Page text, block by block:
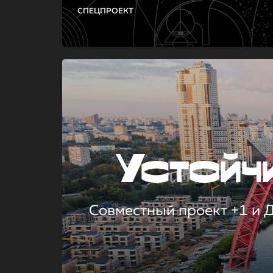
СПЕЦПРОЕКТ
Совместный проект +1 и